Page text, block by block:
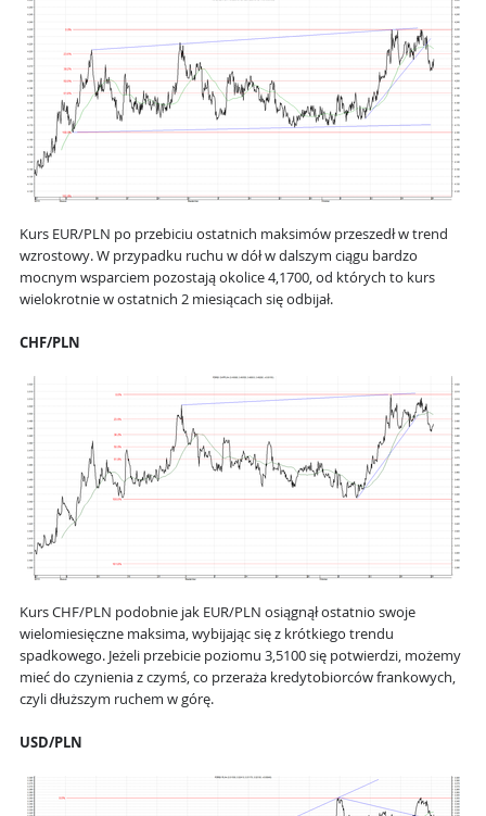
Kurs EUR/PLN po przebiciu ostatnich maksimów przeszedł w trend
wzrostowy. W przypadku ruchu w dół w dalszym ciągu bardzo
mocnym wsparciem pozostają okolice 4,1700, od których to kurs
wielokrotnie w ostatnich 2 miesiącach się odbijał.
CHF/PLN
Kurs CHF/PLN podobnie jak EUR/PLN osiągnął ostatnio swoje
wielomiesięczne maksima, wybijając się z krótkiego trendu
spadkowego. Jeżeli przebicie poziomu 3,5100 się potwierdzi, możemy
mieć do czynienia z czymś, co przeraża kredytobiorców frankowych,
czyli dłuższym ruchem w górę.
USD/PLN